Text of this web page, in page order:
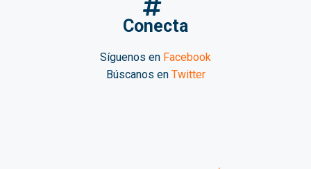
Conecta
Síguenos en Facebook
Búscanos en Twitter